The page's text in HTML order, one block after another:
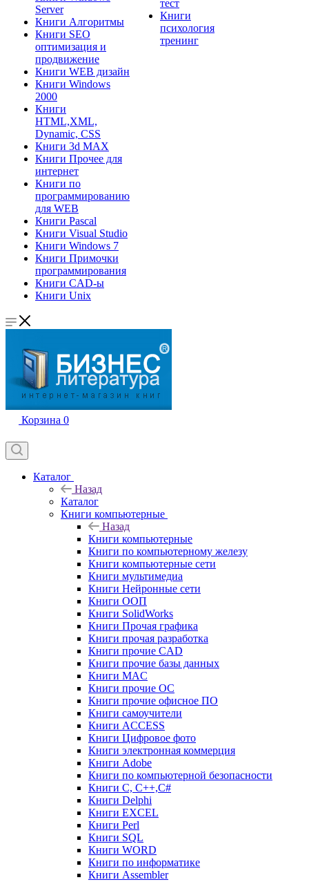
Server
Книги Алгоритмы
Книги SEO
оптимизация и
продвижение
Книги WEB дизайн
Книги Windows
2000
Книги
HTML,XML,
Dynamic, CSS
Книги 3d MAX
Книги Прочее для
интернет
Книги по
программированию
для WEB
Книги Pascal
Книги Visual Studio
Книги Windows 7
Книги Примочки
программирования
Книги CAD-ы
Книги Unix
тест
Книги
психология
тренинг
Корзина 0
Каталог
Назад
Каталог
Книги компьютерные
Назад
Книги компьютерные
Книги по компьютерному железу
Книги компьютерные сети
Книги мультимедиа
Книги Нейронные сети
Книги ООП
Книги SolidWorks
Книги Прочая графика
Книги прочая разработка
Книги прочие CAD
Книги прочие базы данных
Книги MAC
Книги прочие ОС
Книги прочие офисное ПО
Книги самоучители
Книги ACCESS
Книги Цифровое фото
Книги электронная коммерция
Книги Adobe
Книги по компьютерной безопасности
Книги C, C++,С#
Книги Delphi
Книги EXCEL
Книги Perl
Книги SQL
Книги WORD
Книги по информатике
Книги Assembler